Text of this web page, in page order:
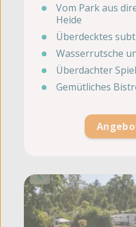
Vom Park aus
Heide
Überdecktes
Wasserrutsche
Überdachter
Gemütliches